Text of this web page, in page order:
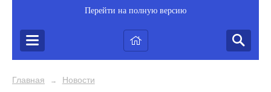
Перейти на полную версию
Главная → Новости